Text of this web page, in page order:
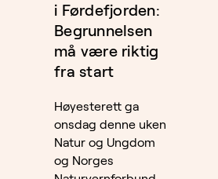
i Førdefjorden:
Begrunnelsen
må være riktig
fra start
Høyesterett ga
onsdag denne uken
Natur og Ungdom
og Norges